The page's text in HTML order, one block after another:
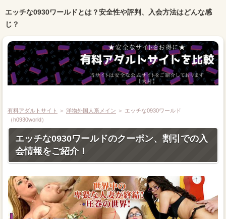
エッチな0930ワールドとは？安全性や評判、入会方法はどんな感
じ？
有料アダルトサイト ＞ 洋物外国人系メイン ＞
エッチな0930ワールド
（h0930world）
エッチな0930ワールドのクーポン、割引での入
会情報をご紹介！